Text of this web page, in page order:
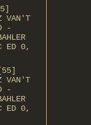
VAN'T
-
ED 0,
[55]
VAN'T
-
ED 0,